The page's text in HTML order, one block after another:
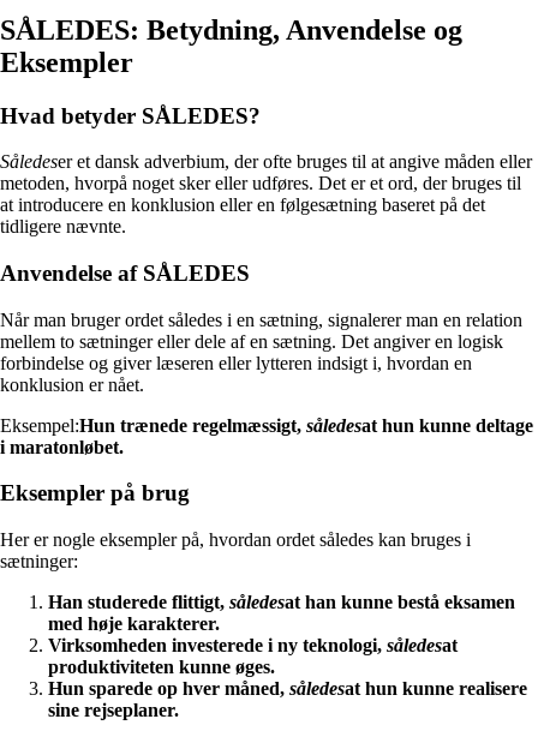
SÅLEDES: Betydning, Anvendelse og
Eksempler
Hvad betyder SÅLEDES?
Såledeser et dansk adverbium, der ofte bruges til at angive måden eller
metoden, hvorpå noget sker eller udføres. Det er et ord, der bruges til
at introducere en konklusion eller en følgesætning baseret på det
tidligere nævnte.
Anvendelse af SÅLEDES
Når man bruger ordet således i en sætning, signalerer man en relation
mellem to sætninger eller dele af en sætning. Det angiver en logisk
forbindelse og giver læseren eller lytteren indsigt i, hvordan en
konklusion er nået.
Eksempel:Hun trænede regelmæssigt, såledesat hun kunne deltage
i maratonløbet.
Eksempler på brug
Her er nogle eksempler på, hvordan ordet således kan bruges i
sætninger:
Han studerede flittigt, såledesat han kunne bestå eksamen
med høje karakterer.
Virksomheden investerede i ny teknologi, såledesat
produktiviteten kunne øges.
Hun sparede op hver måned, såledesat hun kunne realisere
sine rejseplaner.